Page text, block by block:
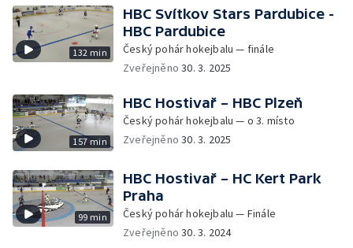
132 min
HBC Svítkov Stars Pardubice -
HBC Pardubice
Český pohár hokejbalu — finále
Zveřejněno30. 3. 2025
157 min
HBC Hostivař – HBC Plzeň
Český pohár hokejbalu — o 3. místo
Zveřejněno30. 3. 2025
99 min
HBC Hostivař – HC Kert Park
Praha
Český pohár hokejbalu — Finále
Zveřejněno30. 3. 2024